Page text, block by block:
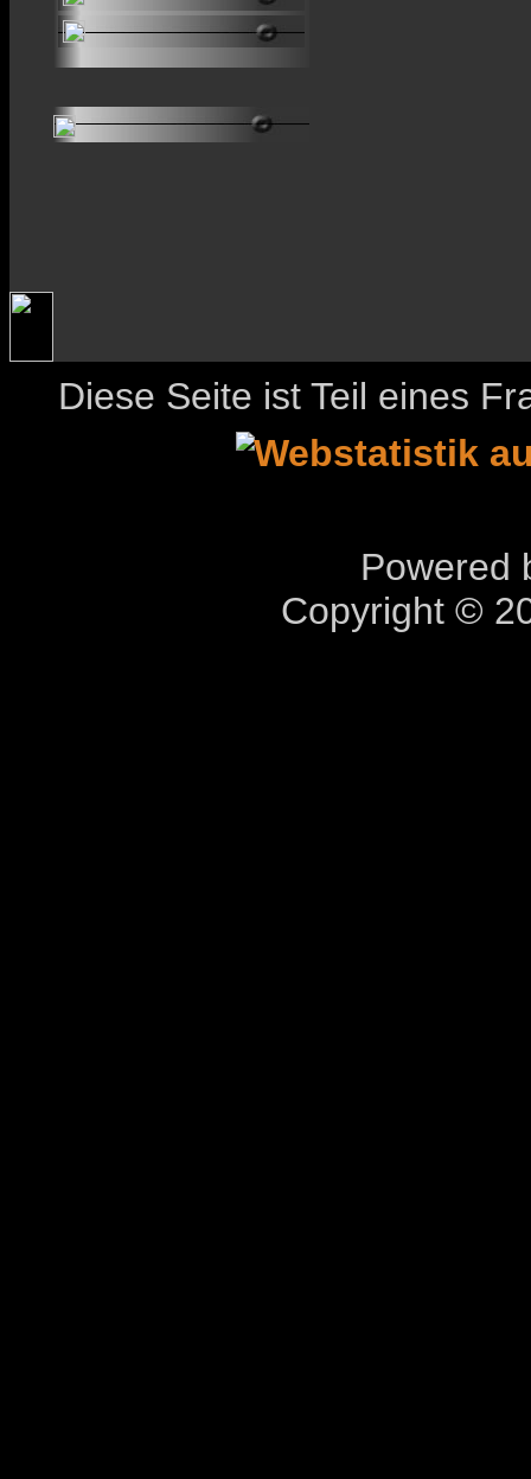
Diese Seite ist Teil eines
Powered
Copyright ©